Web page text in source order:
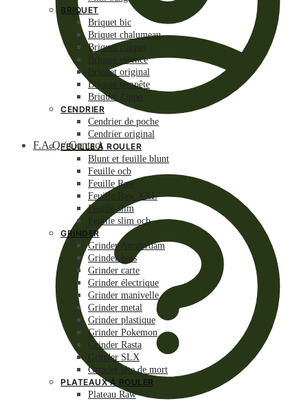
F.A.Q / Contact
BRIQUET
Briquet bic
Briquet chalumeau
Briquet clipper
Briquet essence
Briquet original
Briquet tempête
Briquet Zippo
CENDRIER
Cendrier de poche
Cendrier original
FEUILLE À ROULER
Blunt et feuille blunt
Feuille ocb
Feuille Raw
Feuille Raw XXL
Feuille slim
Feuille slim ocb
GRINDER
Grinder Amsterdam
Grinder bois
Grinder carte
Grinder électrique
Grinder manivelle
Grinder metal
Grinder plastique
Grinder Pokemon
Grinder Rasta
Grinder SLX
Grinder tête de mort
PLATEAUX À ROULER
Plateau Raw